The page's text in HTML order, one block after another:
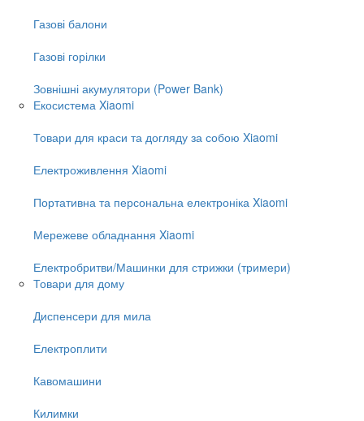
Газові балони
Газові горілки
Зовнішні акумулятори (Power Bank)
Екосистема Xiaomi
Товари для краси та догляду за собою Xiaomi
Електроживлення Xiaomi
Портативна та персональна електроніка Xiaomi
Мережеве обладнання Xiaomi
Електробритви/Машинки для стрижки (тримери)
Товари для дому
Диспенсери для мила
Електроплити
Кавомашини
Килимки